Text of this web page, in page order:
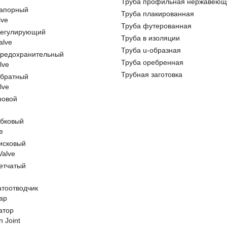
Joint
Труба плакированная
Труба футерованная
Труба в изоляции
Труба u-образная
Труба оребренная
Трубная заготовка